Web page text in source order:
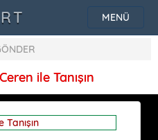
MENÜ
ile Tanışın